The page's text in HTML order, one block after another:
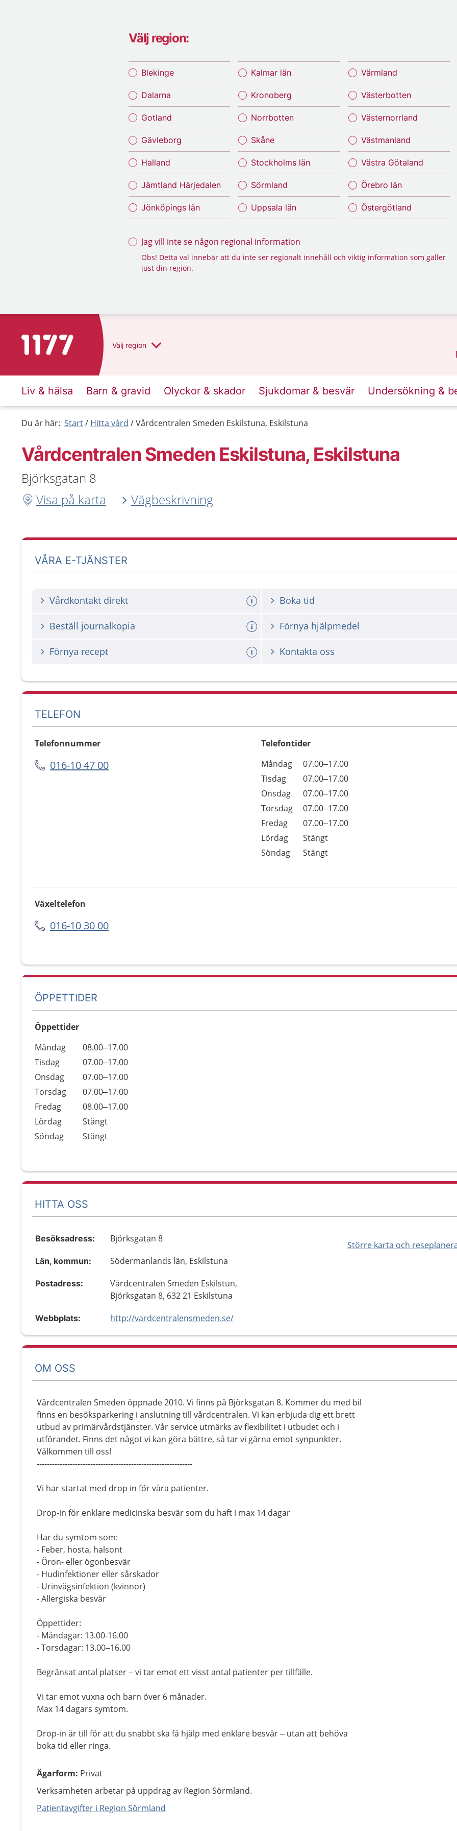
Välj region:
Blekinge
Dalarna
Gotland
Gävleborg
Halland
Jämtland Härjedalen
Jönköpings län
Kalmar län
Kronoberg
Norrbotten
Skåne
Stockholms län
Sörmland
Uppsala län
Värmland
Västerbotten
Västernorrland
Västmanland
Västra Götaland
Örebro län
Östergötland
Jag vill inte se någon regional information
Obs! Detta val innebär att du inte ser regionalt innehåll och viktig information som gäller
just din region.
Till startsidan för 1177 Välj region
Liv & hälsa Barn & gravid Olyckor & skador Sjukdomar & besvär Undersökning &
Du är här: Start Hitta vård Vårdcentralen Smeden Eskilstuna, Eskilstuna
Vårdcentralen Smeden Eskilstuna, Eskilstuna
Björksgatan 8
Visa på karta
Vägbeskrivning
VÅRA E-TJÄNSTER
Vårdkontakt direkt Boka tid
Beställ journalkopia Förnya hjälpmedel
Förnya recept Kontakta oss
TELEFON
Telefonnummer
016-10 47 00
Telefontider
Dag
Öppettider
Kommentarer
Måndag
07.00–17.00
Tisdag
07.00–17.00
Onsdag
07.00–17.00
Torsdag
07.00–17.00
Fredag
07.00–17.00
Lördag
Stängt
Söndag
Stängt
Växeltelefon
016-10 30 00
ÖPPETTIDER
Öppettider
Dag
Öppettider
Kommentarer
Måndag
08.00–17.00
Tisdag
07.00–17.00
Onsdag
07.00–17.00
Torsdag
07.00–17.00
Fredag
08.00–17.00
Lördag
Stängt
Söndag
Stängt
HITTA OSS
Större karta och
Besöksadress: Björksgatan 8
Län, kommun: Södermanlands län, Eskilstuna
Postadress:
Vårdcentralen Smeden Eskilstun,
Björksgatan 8, 632 21 Eskilstuna
Webbplats: http://vardcentralensmeden.se/
OM OSS
Vårdcentralen Smeden öppnade 2010. Vi finns på Björksgatan 8. Kommer du med bil
finns en besöksparkering i anslutning till vårdcentralen. Vi kan erbjuda dig ett brett
utbud av primärvårdstjänster. Vår service utmärks av flexibilitet i utbudet och i
utförandet. Finns det något vi kan göra bättre, så tar vi gärna emot synpunkter.
Välkommen till oss!
-------------------------------------------------------------
Vi har startat med drop in för våra patienter.
Drop-in för enklare medicinska besvär som du haft i max 14 dagar
Har du symtom som:
- Feber, hosta, halsont
- Öron- eller ögonbesvär
- Hudinfektioner eller sårskador
- Urinvägsinfektion (kvinnor)
- Allergiska besvär
Öppettider:
- Måndagar: 13.00-16.00
- Torsdagar: 13.00–16.00
Begränsat antal platser – vi tar emot ett visst antal patienter per tillfälle.
Vi tar emot vuxna och barn över 6 månader.
Max 14 dagars symtom.
Drop-in är till för att du snabbt ska få hjälp med enklare besvär – utan att behöva
boka tid eller ringa.
Ägarform: Privat
Verksamheten arbetar på uppdrag av Region Sörmland.
Patientavgifter i Region Sörmland